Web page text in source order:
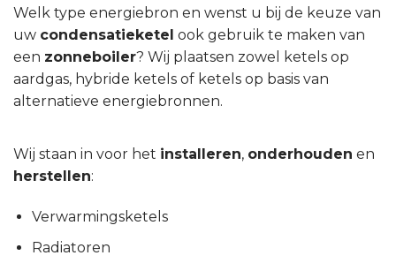
Welk type energiebron en wenst u bij de keuze van
uw condensatieketel ook gebruik te maken van
een zonneboiler? Wij plaatsen zowel ketels op
aardgas, hybride ketels of ketels op basis van
alternatieve energiebronnen.
Wij staan in voor het installeren, onderhouden en
herstellen:
Verwarmingsketels
Radiatoren